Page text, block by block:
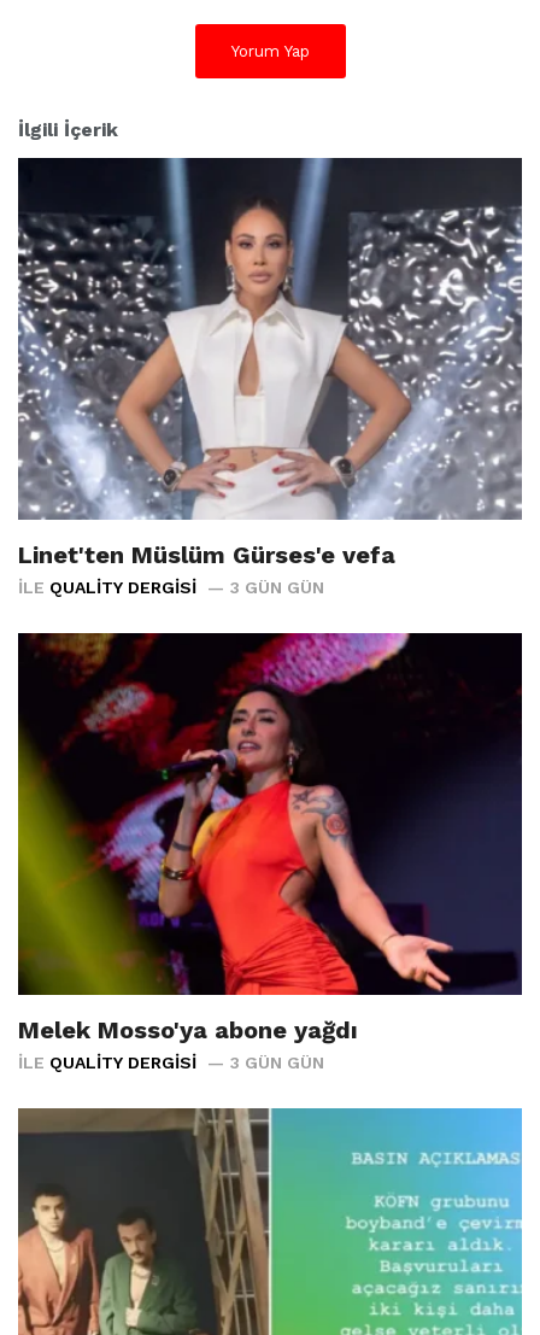
Yorum Yap
İlgili İçerik
Linet'ten Müslüm Gürses'e vefa
İLE QUALITY DERGISI 3 GÜN GÜN
Melek Mosso'ya abone yağdı
İLE QUALITY DERGISI 3 GÜN GÜN